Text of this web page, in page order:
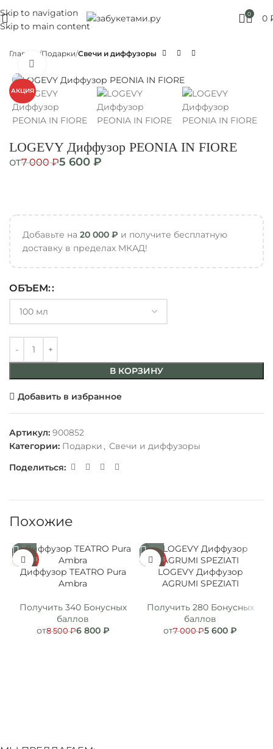
Skip to navigation
Skip to main content
0 0
Главная Подарки Свечи и диффузоры
АКЦИЯ
LOGEVY Диффузор PEONIA IN FIORE
от7 000₽5 600 ₽
Добавьте на 20 000 ₽ и получите бесплатную
доставку в пределах МКАД!
ОБЪЕМ:
В КОРЗИНУ
Добавить в избранное
Артикул: 900852
Категории: Подарки , Свечи и диффузоры
Поделиться:
Похожие
АКЦИЯ
Диффузор TEATRO Pura
Ambra
Получить 340 Бонусных
баллов
от8 500₽6 800 ₽
АКЦИЯ
LOGEVY Диффузор
AGRUMI SPEZIATI
Получить 280 Бонусных
баллов
от7 000₽5 600 ₽
Москве! Выбирайте!